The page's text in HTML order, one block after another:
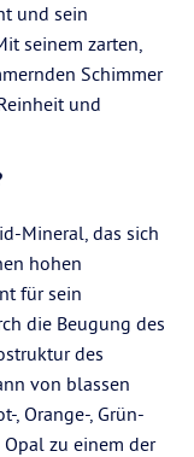
und sein
seinem zarten,
Schimmer
und
Mineral, das sich
hohen
für sein
die Beugung des
des
von blassen
, Orange-, Grün-
zu einem der